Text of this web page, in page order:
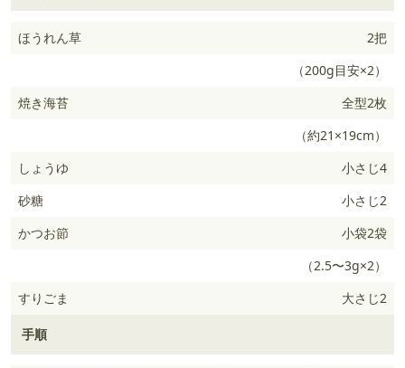
ほうれん草
2把
（200g目安×2）
焼き海苔
全型2枚
（約21×19cm）
しょうゆ
小さじ4
砂糖
小さじ2
かつお節
小袋2袋
（2.5〜3g×2）
すりごま
大さじ2
手順